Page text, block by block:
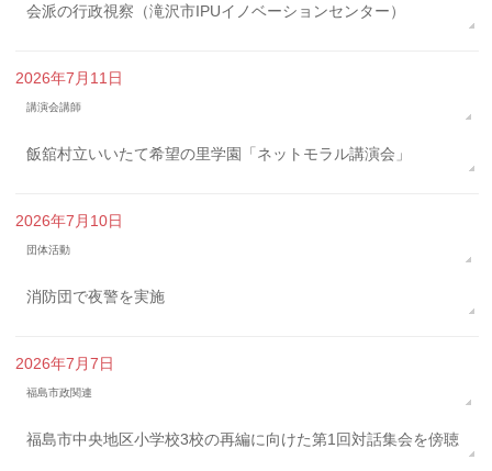
会派の行政視察（滝沢市IPUイノベーションセンター）
2026年7月11日
講演会講師
飯舘村立いいたて希望の里学園「ネットモラル講演会」
2026年7月10日
団体活動
消防団で夜警を実施
2026年7月7日
福島市政関連
福島市中央地区小学校3校の再編に向けた第1回対話集会を傍聴